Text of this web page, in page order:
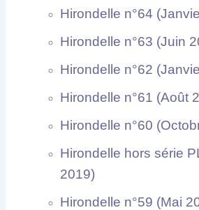
Hirondelle n°64
Hirondelle n°63 (Juin
Hirondelle n°62
Hirondelle n°61 (Août
Hirondelle n°60
Hirondelle hors série
2019)
Hirondelle n°59 (Mai